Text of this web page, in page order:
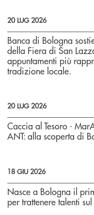
20 LUG 2026
Banca di Bologna
della Fiera di San
appuntamenti più
tradizione locale.
20 LUG 2026
Caccia al Tesoro -
ANT: alla scoperta di
18 GIU 2026
Nasce a Bologna il
per trattenere talenti